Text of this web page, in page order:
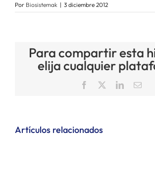
Por Biosistemak | 3 diciembre 2012
Para compartir esta
elija cualquier
Facebook LinkedIn
Artículos relacionados